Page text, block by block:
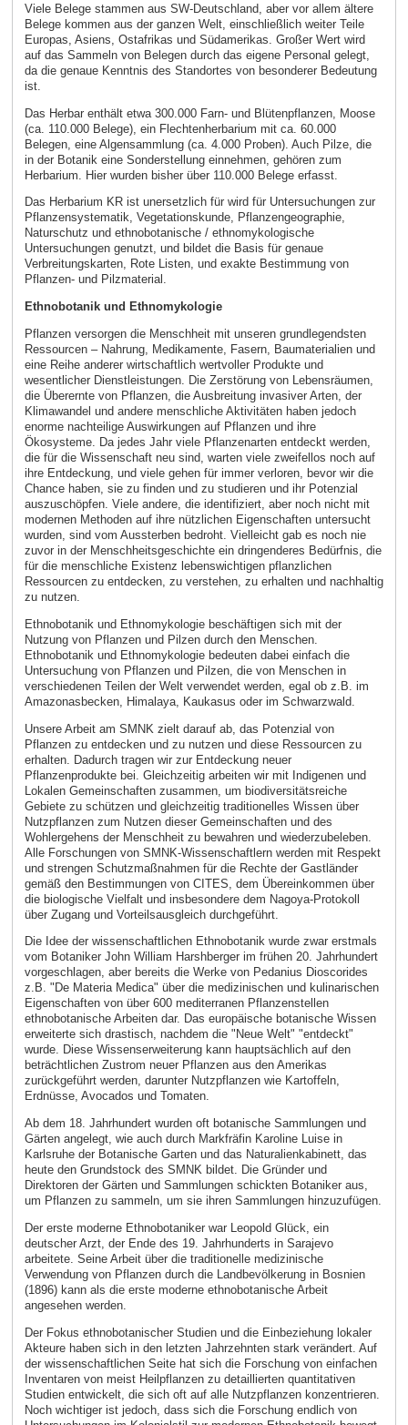
Viele Belege stammen aus SW-Deutschland, aber vor allem ältere
Belege kommen aus der ganzen Welt, einschließlich weiter Teile
Europas, Asiens, Ostafrikas und Südamerikas. Großer Wert wird
auf das Sammeln von Belegen durch das eigene Personal gelegt,
da die genaue Kenntnis des Standortes von besonderer Bedeutung
ist.
Das Herbar enthält etwa 300.000 Farn- und Blütenpflanzen, Moose
(ca. 110.000 Belege), ein Flechtenherbarium mit ca. 60.000
Belegen, eine Algensammlung (ca. 4.000 Proben). Auch Pilze, die
in der Botanik eine Sonderstellung einnehmen, gehören zum
Herbarium. Hier wurden bisher über 110.000 Belege erfasst.
Das Herbarium KR ist unersetzlich für wird für Untersuchungen zur
Pflanzensystematik, Vegetationskunde, Pflanzengeographie,
Naturschutz und ethnobotanische / ethnomykologische
Untersuchungen genutzt, und bildet die Basis für genaue
Verbreitungskarten, Rote Listen, und exakte Bestimmung von
Pflanzen- und Pilzmaterial.
Ethnobotanik und Ethnomykologie
Pflanzen versorgen die Menschheit mit unseren grundlegendsten
Ressourcen – Nahrung, Medikamente, Fasern, Baumaterialien und
eine Reihe anderer wirtschaftlich wertvoller Produkte und
wesentlicher Dienstleistungen. Die Zerstörung von Lebensräumen,
die Überernte von Pflanzen, die Ausbreitung invasiver Arten, der
Klimawandel und andere menschliche Aktivitäten haben jedoch
enorme nachteilige Auswirkungen auf Pflanzen und ihre
Ökosysteme. Da jedes Jahr viele Pflanzenarten entdeckt werden,
die für die Wissenschaft neu sind, warten viele zweifellos noch auf
ihre Entdeckung, und viele gehen für immer verloren, bevor wir die
Chance haben, sie zu finden und zu studieren und ihr Potenzial
auszuschöpfen. Viele andere, die identifiziert, aber noch nicht mit
modernen Methoden auf ihre nützlichen Eigenschaften untersucht
wurden, sind vom Aussterben bedroht. Vielleicht gab es noch nie
zuvor in der Menschheitsgeschichte ein dringenderes Bedürfnis, die
für die menschliche Existenz lebenswichtigen pflanzlichen
Ressourcen zu entdecken, zu verstehen, zu erhalten und nachhaltig
zu nutzen.
Ethnobotanik und Ethnomykologie beschäftigen sich mit der
Nutzung von Pflanzen und Pilzen durch den Menschen.
Ethnobotanik und Ethnomykologie bedeuten dabei einfach die
Untersuchung von Pflanzen und Pilzen, die von Menschen in
verschiedenen Teilen der Welt verwendet werden, egal ob z.B. im
Amazonasbecken, Himalaya, Kaukasus oder im Schwarzwald.
Unsere Arbeit am SMNK zielt darauf ab, das Potenzial von
Pflanzen zu entdecken und zu nutzen und diese Ressourcen zu
erhalten. Dadurch tragen wir zur Entdeckung neuer
Pflanzenprodukte bei. Gleichzeitig arbeiten wir mit Indigenen und
Lokalen Gemeinschaften zusammen, um biodiversitätsreiche
Gebiete zu schützen und gleichzeitig traditionelles Wissen über
Nutzpflanzen zum Nutzen dieser Gemeinschaften und des
Wohlergehens der Menschheit zu bewahren und wiederzubeleben.
Alle Forschungen von SMNK-Wissenschaftlern werden mit Respekt
und strengen Schutzmaßnahmen für die Rechte der Gastländer
gemäß den Bestimmungen von CITES, dem Übereinkommen über
die biologische Vielfalt und insbesondere dem Nagoya-Protokoll
über Zugang und Vorteilsausgleich durchgeführt.
Die Idee der wissenschaftlichen Ethnobotanik wurde zwar erstmals
vom Botaniker John William Harshberger im frühen 20. Jahrhundert
vorgeschlagen, aber bereits die Werke von Pedanius Dioscorides
z.B. "De Materia Medica" über die medizinischen und kulinarischen
Eigenschaften von über 600 mediterranen Pflanzenstellen
ethnobotanische Arbeiten dar. Das europäische botanische Wissen
erweiterte sich drastisch, nachdem die "Neue Welt" "entdeckt"
wurde. Diese Wissenserweiterung kann hauptsächlich auf den
beträchtlichen Zustrom neuer Pflanzen aus den Amerikas
zurückgeführt werden, darunter Nutzpflanzen wie Kartoffeln,
Erdnüsse, Avocados und Tomaten.
Ab dem 18. Jahrhundert wurden oft botanische Sammlungen und
Gärten angelegt, wie auch durch Markfräfin Karoline Luise in
Karlsruhe der Botanische Garten und das Naturalienkabinett, das
heute den Grundstock des SMNK bildet. Die Gründer und
Direktoren der Gärten und Sammlungen schickten Botaniker aus,
um Pflanzen zu sammeln, um sie ihren Sammlungen hinzuzufügen.
Der erste moderne Ethnobotaniker war Leopold Glück, ein
deutscher Arzt, der Ende des 19. Jahrhunderts in Sarajevo
arbeitete. Seine Arbeit über die traditionelle medizinische
Verwendung von Pflanzen durch die Landbevölkerung in Bosnien
(1896) kann als die erste moderne ethnobotanische Arbeit
angesehen werden.
Der Fokus ethnobotanischer Studien und die Einbeziehung lokaler
Akteure haben sich in den letzten Jahrzehnten stark verändert. Auf
der wissenschaftlichen Seite hat sich die Forschung von einfachen
Inventaren von meist Heilpflanzen zu detaillierten quantitativen
Studien entwickelt, die sich oft auf alle Nutzpflanzen konzentrieren.
Noch wichtiger ist jedoch, dass sich die Forschung endlich von